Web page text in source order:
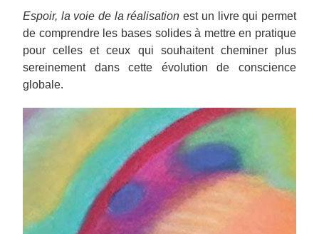
Espoir, la voie de la réalisation est un livre qui permet
de comprendre les bases solides à mettre en pratique
pour celles et ceux qui souhaitent cheminer plus
sereinement dans cette évolution de conscience
globale.